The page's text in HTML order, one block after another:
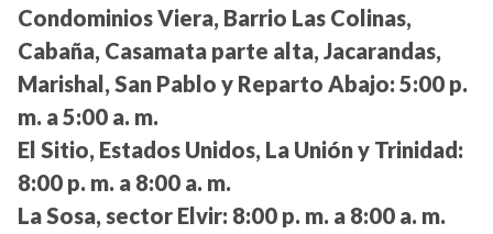
Condominios Viera, Barrio Las Colinas,
Cabaña, Casamata parte alta, Jacarandas,
Marishal, San Pablo y Reparto Abajo: 5:00 p.
m. a 5:00 a. m.
El Sitio, Estados Unidos, La Unión y Trinidad:
8:00 p. m. a 8:00 a. m.
La Sosa, sector Elvir: 8:00 p. m. a 8:00 a. m.